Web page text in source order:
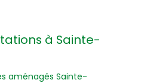
à Sainte-
aménagés Sainte-